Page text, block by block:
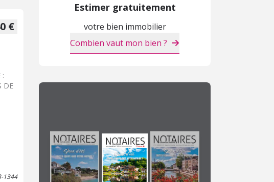
€
:
DE
1
1344
Estimer gratuitement
votre bien immobilier
Combien vaut mon bien ?